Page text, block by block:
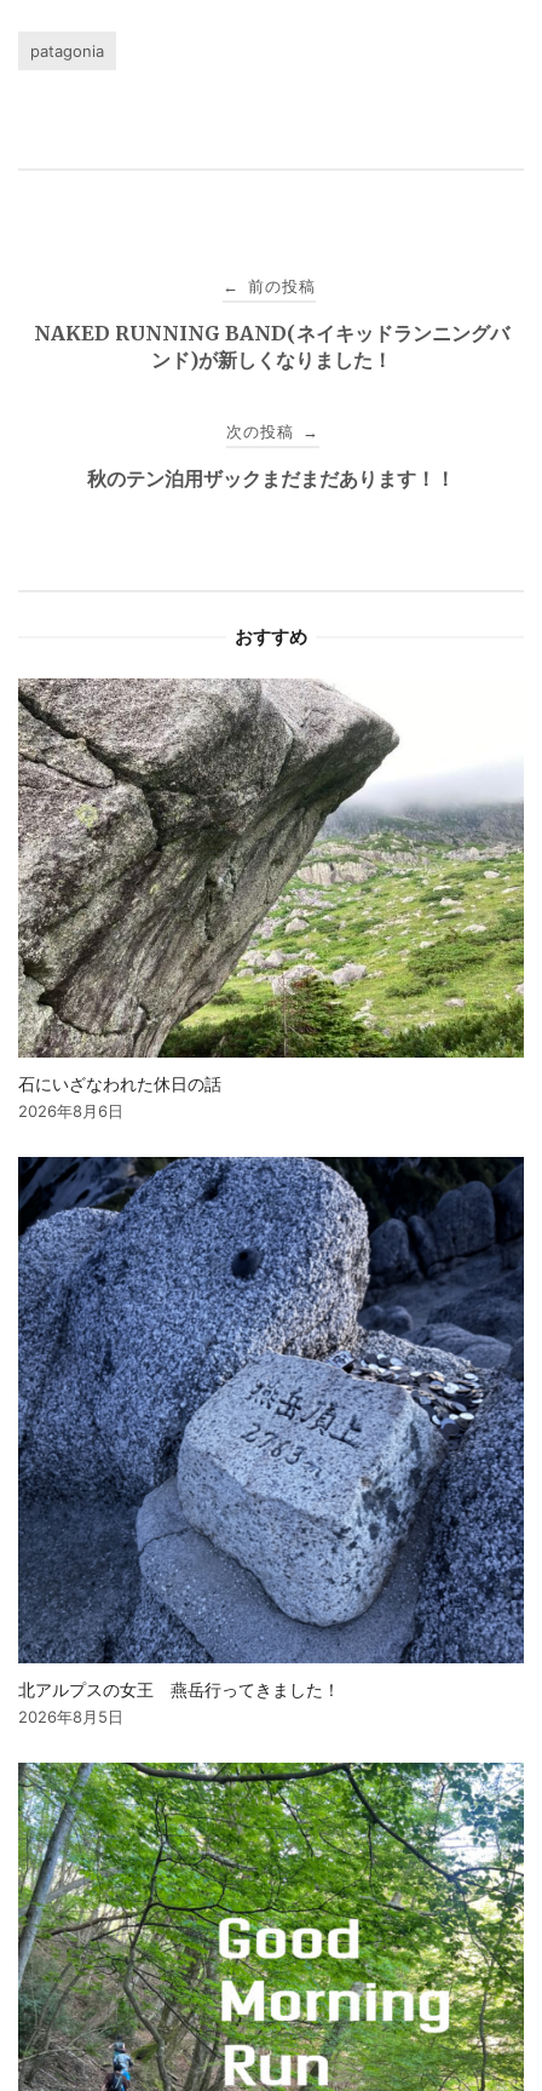
patagonia
稿
← 前の投稿
NAKED RUNNING BAND(ネイキッドランニングバ
ンド)が新しくなりました！
次の投稿 →
秋のテン泊用ザックまだまだあります！！
おすすめ
石にいざなわれた休日の話
2026年8月6日
北アルプスの女王 燕岳行ってきました！
2026年8月5日